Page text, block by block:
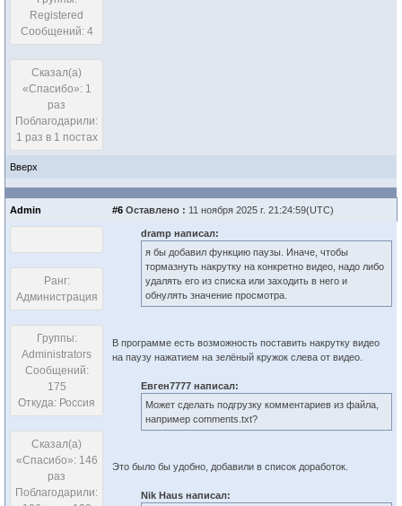
Registered
Сообщений: 4
Сказал(а)
«Спасибо»: 1
раз
Поблагодарили:
1 раз в 1 постах
Вверх
Admin #6 Оставлено : 11 ноября 2025 г. 21:24:59(UTC)
Ранг:
Администрация
Группы:
Administrators
Сообщений:
175
Откуда: Россия
Сказал(а)
«Спасибо»: 146
раз
Поблагодарили:
dramp написал:
я бы добавил функцию паузы. Иначе, чтобы
тормазнуть накрутку на конкретно видео, надо либо
удалять его из списка или заходить в него и
обнулять значение просмотра.
В программе есть возможность поставить накрутку видео
на паузу нажатием на зелёный кружок слева от видео.
Евген7777 написал:
Может сделать подгрузку комментариев из файла,
например comments.txt?
Это было бы удобно, добавили в список доработок.
Nik Haus написал: